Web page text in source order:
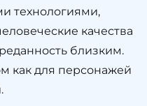
технологиями,
качества
близким.
как для персонажей